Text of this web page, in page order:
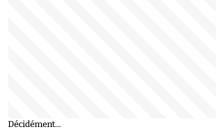
Décidément…